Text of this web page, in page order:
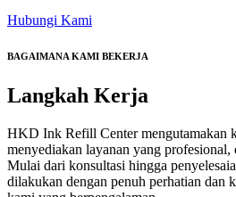
Hubungi Kami
BAGAIMANA KAMI BEKERJA
Langkah Kerja
HKD Ink Refill Center mengutamakan
menyediakan layanan yang profesional,
Mulai dari konsultasi hingga
dilakukan dengan penuh perhatian dan